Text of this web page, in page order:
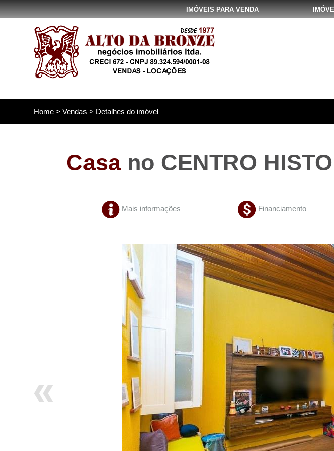
IMÓVEIS PARA VENDA
Home >Vendas > Detalhes do imóvel
Casano CENTRO
Mais informações Financiamento